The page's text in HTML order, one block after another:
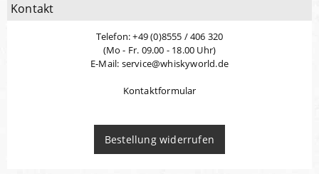
Kontakt
Telefon: +49 (0)8555 / 406 320
(Mo - Fr. 09.00 - 18.00 Uhr)
E-Mail: service@whiskyworld.de
Kontaktformular
Bestellung widerrufen